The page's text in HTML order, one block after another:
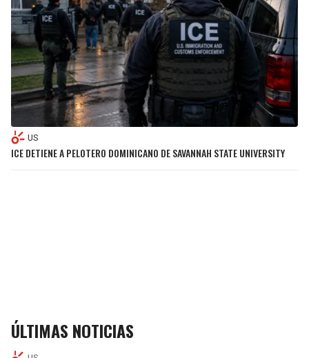
US
ICE DETIENE A PELOTERO DOMINICANO DE SAVANNAH STATE UNIVERSITY
ÚLTIMAS NOTICIAS